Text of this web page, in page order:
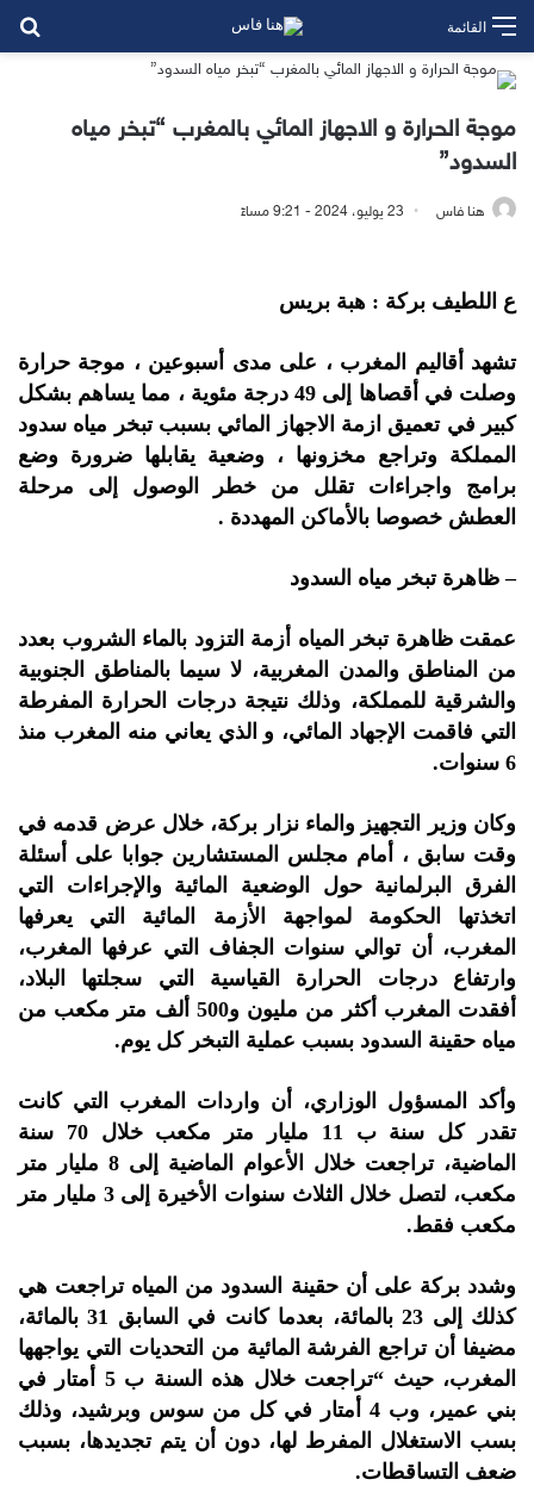
القائمة
موجة الحرارة و الاجهاز المائي بالمغرب “تبخر مياه
السدود”
هنا فاس 23 يوليو، 2024 - 9:21 مساءً
ع اللطيف بركة : هبة بريس
تشهد أقاليم المغرب ، على مدى أسبوعين ، موجة حرارة
وصلت في أقصاها إلى 49 درجة مئوية ، مما يساهم بشكل
كبير في تعميق ازمة الاجهاز المائي بسبب تبخر مياه سدود
المملكة وتراجع مخزونها ، وضعية يقابلها ضرورة وضع
برامج واجراءات تقلل من خطر الوصول إلى مرحلة
العطش خصوصا بالأماكن المهددة .
– ظاهرة تبخر مياه السدود
عمقت ظاهرة تبخر المياه أزمة التزود بالماء الشروب بعدد
من المناطق والمدن المغربية، لا سيما بالمناطق الجنوبية
والشرقية للمملكة، وذلك نتيجة درجات الحرارة المفرطة
التي فاقمت الإجهاد المائي، و الذي يعاني منه المغرب منذ
6 سنوات.
وكان وزير التجهيز والماء نزار بركة، خلال عرض قدمه في
وقت سابق ، أمام مجلس المستشارين جوابا على أسئلة
الفرق البرلمانية حول الوضعية المائية والإجراءات التي
اتخذتها الحكومة لمواجهة الأزمة المائية التي يعرفها
المغرب، أن توالي سنوات الجفاف التي عرفها المغرب،
وارتفاع درجات الحرارة القياسية التي سجلتها البلاد،
أفقدت المغرب أكثر من مليون و500 ألف متر مكعب من
مياه حقينة السدود بسبب عملية التبخر كل يوم.
وأكد المسؤول الوزاري، أن واردات المغرب التي كانت
تقدر كل سنة ب 11 مليار متر مكعب خلال 70 سنة
الماضية، تراجعت خلال الأعوام الماضية إلى 8 مليار متر
مكعب، لتصل خلال الثلاث سنوات الأخيرة إلى 3 مليار متر
مكعب فقط.
وشدد بركة على أن حقينة السدود من المياه تراجعت هي
كذلك إلى 23 بالمائة، بعدما كانت في السابق 31 بالمائة،
مضيفا أن تراجع الفرشة المائية من التحديات التي يواجهها
المغرب، حيث “تراجعت خلال هذه السنة ب 5 أمتار في
بني عمير، وب 4 أمتار في كل من سوس وبرشيد، وذلك
بسب الاستغلال المفرط لها، دون أن يتم تجديدها، بسبب
ضعف التساقطات.